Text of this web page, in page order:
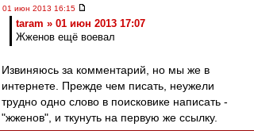
01 июн 2013 16:15
taram » 01 июн 2013 17:07
Жженов ещё воевал
Извиняюсь за комментарий, но мы же в
интернете. Прежде чем писать, неужели
трудно одно слово в поисковике написать -
"жженов", и ткунуть на первую же ссылку.